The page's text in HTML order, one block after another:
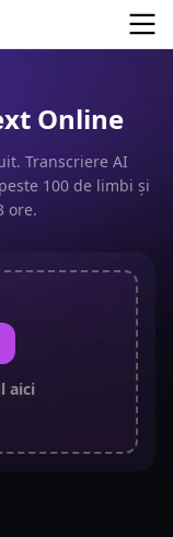
Online
Transcriere AI
100 de limbi și
ore.
aici